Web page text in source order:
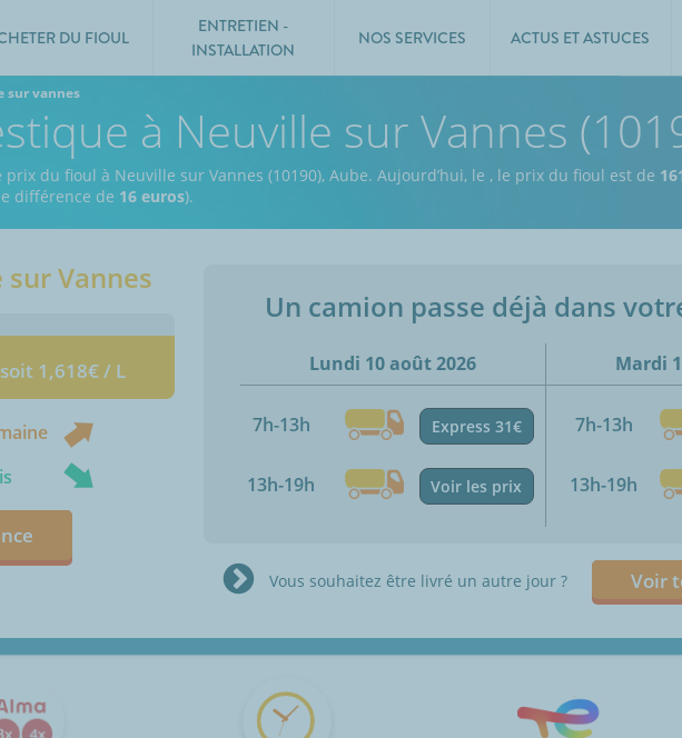
DU FIOUL
ENTRETIEN -
INSTALLATION
NOS SERVICES ACTUS ET ASTUCES
sur vannes
à Neuville sur Vannes
du fioul à Neuville sur Vannes (10190), Aube. Aujourd’hui, le , le prix du fioul est de
différence de 16 euros).
Vannes
soit 1,618€ / L
Un camion passe déjà dans
Lundi 10 août 2026
7h-13h Express 31€
13h-19h Voir les prix
Mardi
7h-13h
13h-19h
Vous souhaitez être livré un autre jour ? Voir